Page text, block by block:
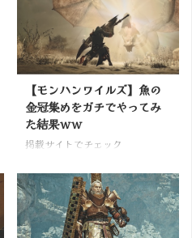
【モンハンワイルズ】魚の
金冠集めをガチでやってみ
た結果ｗｗ
掲載サイトでチェック